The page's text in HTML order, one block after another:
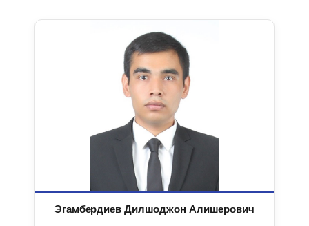
Эгамбердиев Дилшоджон Алишерович